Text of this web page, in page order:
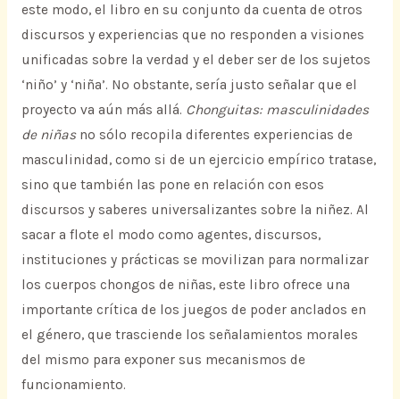
este modo, el libro en su conjunto da cuenta de otros
discursos y experiencias que no responden a visiones
unificadas sobre la verdad y el deber ser de los sujetos
‘niño’ y ‘niña’. No obstante, sería justo señalar que el
proyecto va aún más allá. Chonguitas: masculinidades
de niñasno sólo recopila diferentes experiencias de
masculinidad, como si de un ejercicio empírico tratase,
sino que también las pone en relación con esos
discursos y saberes universalizantes sobre la niñez. Al
sacar a flote el modo como agentes, discursos,
instituciones y prácticas se movilizan para normalizar
los cuerpos chongos de niñas, este libro ofrece una
importante crítica de los juegos de poder anclados en
el género, que trasciende los señalamientos morales
del mismo para exponer sus mecanismos de
funcionamiento.